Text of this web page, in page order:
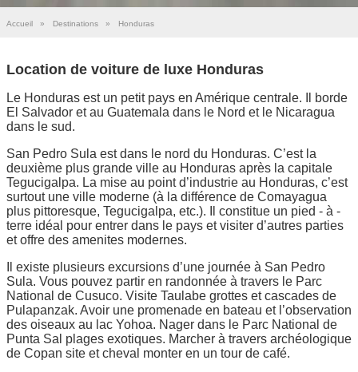
Accueil » Destinations » Honduras
Location de voiture de luxe Honduras
Le Honduras est un petit pays en Amérique centrale. Il borde
El Salvador et au Guatemala dans le Nord et le Nicaragua
dans le sud.
San Pedro Sula est dans le nord du Honduras. C’est la
deuxième plus grande ville au Honduras après la capitale
Tegucigalpa. La mise au point d’industrie au Honduras, c’est
surtout une ville moderne (à la différence de Comayagua
plus pittoresque, Tegucigalpa, etc.). Il constitue un pied - à -
terre idéal pour entrer dans le pays et visiter d’autres parties
et offre des amenites modernes.
Il existe plusieurs excursions d’une journée à San Pedro
Sula. Vous pouvez partir en randonnée à travers le Parc
National de Cusuco. Visite Taulabe grottes et cascades de
Pulapanzak. Avoir une promenade en bateau et l’observation
des oiseaux au lac Yohoa. Nager dans le Parc National de
Punta Sal plages exotiques. Marcher à travers archéologique
de Copan site et cheval monter en un tour de café.